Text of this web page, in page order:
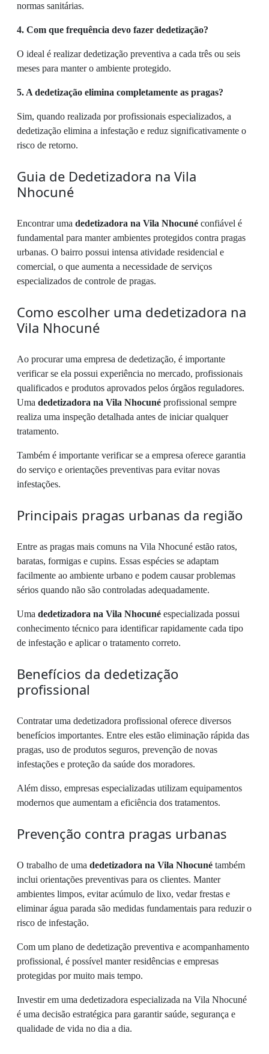
normas sanitárias.
4. Com que frequência devo fazer dedetização?
O ideal é realizar dedetização preventiva a cada três ou seis
meses para manter o ambiente protegido.
5. A dedetização elimina completamente as pragas?
Sim, quando realizada por profissionais especializados, a
dedetização elimina a infestação e reduz significativamente o
risco de retorno.
Guia de Dedetizadora na Vila
Nhocuné
Encontrar uma dedetizadora na Vila Nhocuné confiável é
fundamental para manter ambientes protegidos contra pragas
urbanas. O bairro possui intensa atividade residencial e
comercial, o que aumenta a necessidade de serviços
especializados de controle de pragas.
Como escolher uma dedetizadora na
Vila Nhocuné
Ao procurar uma empresa de dedetização, é importante
verificar se ela possui experiência no mercado, profissionais
qualificados e produtos aprovados pelos órgãos reguladores.
Uma dedetizadora na Vila Nhocuné profissional sempre
realiza uma inspeção detalhada antes de iniciar qualquer
tratamento.
Também é importante verificar se a empresa oferece garantia
do serviço e orientações preventivas para evitar novas
infestações.
Principais pragas urbanas da região
Entre as pragas mais comuns na Vila Nhocuné estão ratos,
baratas, formigas e cupins. Essas espécies se adaptam
facilmente ao ambiente urbano e podem causar problemas
sérios quando não são controladas adequadamente.
Uma dedetizadora na Vila Nhocuné especializada possui
conhecimento técnico para identificar rapidamente cada tipo
de infestação e aplicar o tratamento correto.
Benefícios da dedetização
profissional
Contratar uma dedetizadora profissional oferece diversos
benefícios importantes. Entre eles estão eliminação rápida das
pragas, uso de produtos seguros, prevenção de novas
infestações e proteção da saúde dos moradores.
Além disso, empresas especializadas utilizam equipamentos
modernos que aumentam a eficiência dos tratamentos.
Prevenção contra pragas urbanas
O trabalho de uma dedetizadora na Vila Nhocuné também
inclui orientações preventivas para os clientes. Manter
ambientes limpos, evitar acúmulo de lixo, vedar frestas e
eliminar água parada são medidas fundamentais para reduzir o
risco de infestação.
Com um plano de dedetização preventiva e acompanhamento
profissional, é possível manter residências e empresas
protegidas por muito mais tempo.
Investir em uma dedetizadora especializada na Vila Nhocuné
é uma decisão estratégica para garantir saúde, segurança e
qualidade de vida no dia a dia.